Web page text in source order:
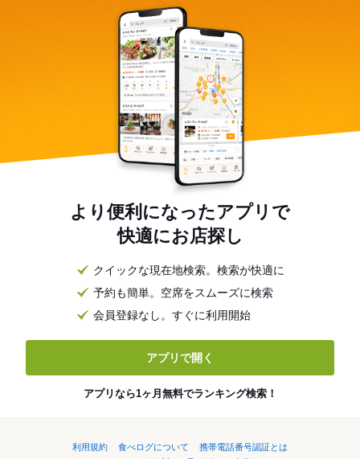
より便利になったアプリで
快適にお店探し
クイックな現在地検索。検索が快適に
予約も簡単。空席をスムーズに検索
会員登録なし。すぐに利用開始
アプリで開く
アプリなら1ヶ月無料でランキング検索！
利用規約 食べログについて
携帯電話番号認証とは